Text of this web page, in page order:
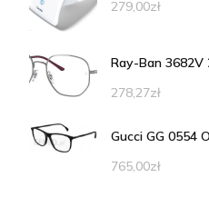
279,00zł
Ray-Ban 3682V
278,27zł
Gucci GG 0554
765,00zł